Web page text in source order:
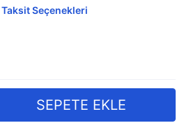
Taksit Seçenekleri